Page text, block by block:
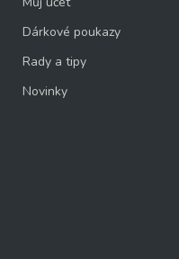
Dárkové poukazy
Rady a tipy
Novinky